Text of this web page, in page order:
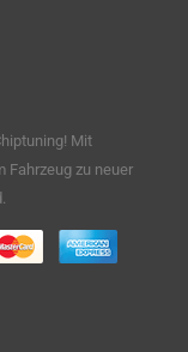
Mit
Fahrzeug zu neuer